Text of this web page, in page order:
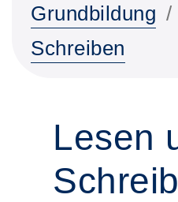
Grundbildung
Schreiben
Lesen